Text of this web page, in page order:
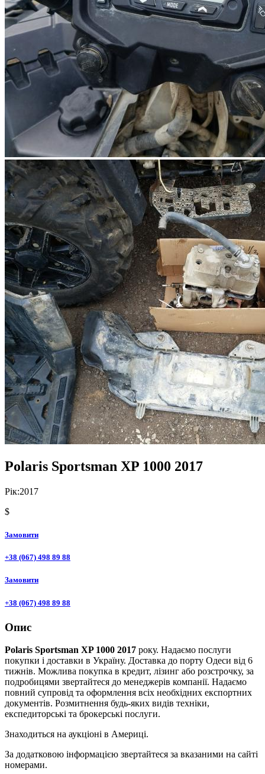
Polaris Sportsman XP 1000 2017
Рік:2017
$
Замовити
+38 (067) 498 89 88
Замовити
+38 (067) 498 89 88
Опис
Polaris Sportsman XP 1000 2017 року. Надаємо послуги
покупки і доставки в Україну. Доставка до порту Одеси від 6
тижнів. Можлива покупка в кредит, лізинг або розстрочку, за
подробицями звертайтеся до менеджерів компанії. Надаємо
повний супровід та оформлення всіх необхідних експортних
документів. Розмитнення будь-яких видів техніки,
експедиторські та брокерські послуги.
Знаходиться на аукціоні в Америці.
За додатковою інформацією звертайтеся за вказаними на сайті
номерами.